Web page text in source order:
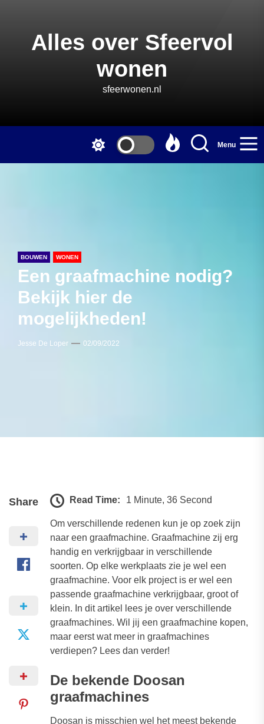
Alles over Sfeervol
wonen
sfeerwonen.nl
Menu
BOUWEN WONEN
Een graafmachine nodig?
Bekijk hier de
mogelijkheden!
Jesse De Loper 02/09/2022
Share Read Time: 1 Minute, 36 Second
Om verschillende redenen kun je op zoek zijn
naar een graafmachine. Graafmachine zij erg
handig en verkrijgbaar in verschillende
soorten. Op elke werkplaats zie je wel een
graafmachine. Voor elk project is er wel een
passende graafmachine verkrijgbaar, groot of
klein. In dit artikel lees je over verschillende
graafmachines. Wil jij een graafmachine kopen,
maar eerst wat meer in graafmachines
verdiepen? Lees dan verder!
De bekende Doosan
graafmachines
Doosan is misschien wel het meest bekende